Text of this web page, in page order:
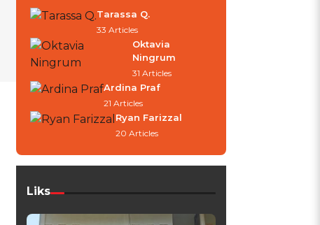
Tarassa Q.
33 Articles
Oktavia
Ningrum
31 Articles
Ardina Praf
21 Articles
Ryan Farizzal
20 Articles
Liks